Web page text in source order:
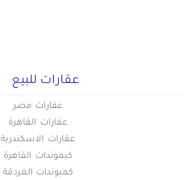
عقارات للبيع
عقارات مصر
عقارات القاهرة
عقارات الاسكندرية
كبموندات القاهرة
كمبوندات الغردقة